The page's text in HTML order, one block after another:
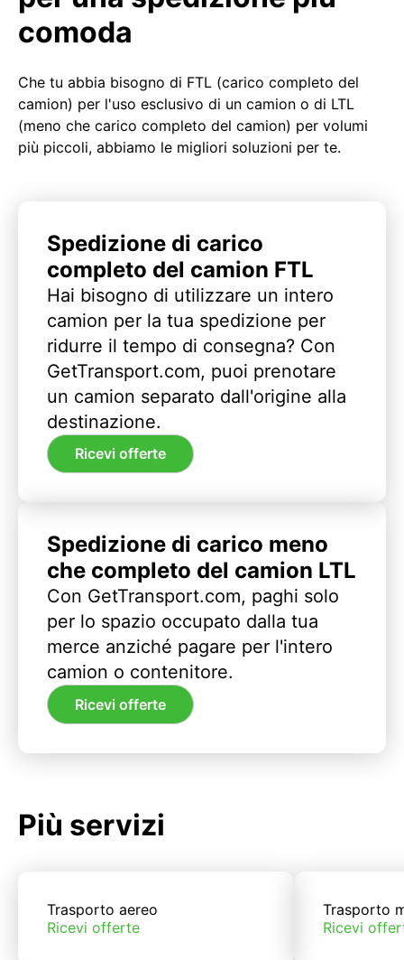
comoda
Che tu abbia bisogno di FTL (carico completo del
camion) per l'uso esclusivo di un camion o di LTL
(meno che carico completo del camion) per volumi
più piccoli, abbiamo le migliori soluzioni per te.
Spedizione di carico
completo del camion FTL
Hai bisogno di utilizzare un intero
camion per la tua spedizione per
ridurre il tempo di consegna? Con
GetTransport.com, puoi prenotare
un camion separato dall'origine alla
destinazione.
Ricevi offerte
Spedizione di carico meno
che completo del camion LTL
Con GetTransport.com, paghi solo
per lo spazio occupato dalla tua
merce anziché pagare per l'intero
camion o contenitore.
Ricevi offerte
Più servizi
Trasporto aereo
Ricevi offerte
Trasporto
Ricevi